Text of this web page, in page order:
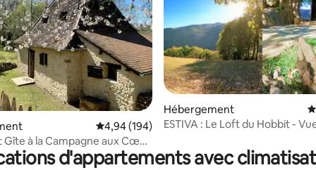
Évaluation moyenne sur la base de 194
4,94 (194)
à la Campagne aux Cœur
Hébergement
ESTIVA : Le Loft du Hobbit -
d'appartements avec